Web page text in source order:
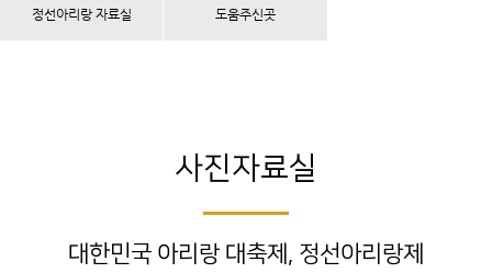
정선아리랑 자료실 도움주신곳
사진자료실
대한민국 아리랑 대축제, 정선아리랑제